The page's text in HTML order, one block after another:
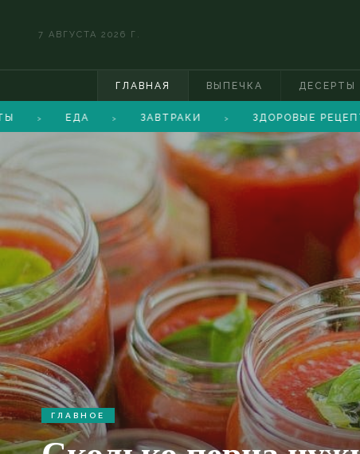
7 АВГУСТА 2026 Г.
ГЛАВНАЯ ВЫПЕЧКА ДЕСЕРТЫ
ЕДА > ЗАВТРАКИ ЗДОРОВЫЕ РЕЦЕПТЫ
ГЛАВНОЕ